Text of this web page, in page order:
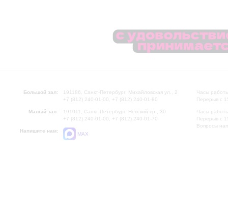
Большой зал:
191186, Санкт-Петербург, Михайловская ул., 2
+7 (812) 240-01-00, +7 (812) 240-01-80
Малый зал:
191011, Санкт-Петербург, Невский пр., 30
+7 (812) 240-01-00, +7 (812) 240-01-70
Напишите нам:
MAX
Часы
Перерыв с
Часы
Перерыв с
Вопросы